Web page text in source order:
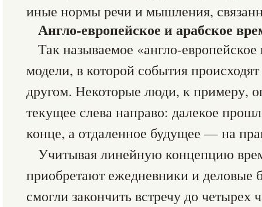
иные нормы речи и мышления,
Англо-европейское и арабское
Так называемое «англо-
модели, в которой события
другом. Некоторые люди, к примеру,
текущее слева направо: далекое
конце, а отдаленное будущее — на
Учитывая линейную концепцию
приобретают ежедневники и деловые
смогли закончить встречу до четырех